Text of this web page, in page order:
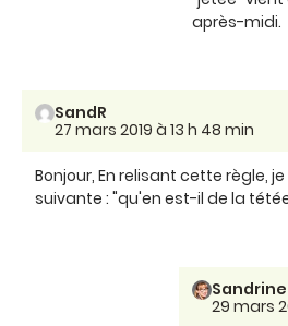
après-midi.
SandR
27 mars 2019 à 13 h 48 min
Bonjour, En relisant cette règle,
suivante : "qu'en est-il de la
29 mars